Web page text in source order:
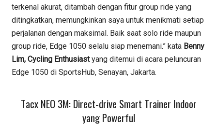
terkenal akurat, ditambah dengan fitur group ride yang
ditingkatkan, memungkinkan saya untuk menikmati setiap
perjalanan dengan maksimal. Baik saat solo ride maupun
group ride, Edge 1050 selalu siap menemani.” kata Benny
Lim, Cycling Enthusiastyang ditemui di acara peluncuran
Edge 1050 di SportsHub, Senayan, Jakarta.
Tacx NEO 3M: Direct-drive Smart Trainer Indoor
yang Powerful